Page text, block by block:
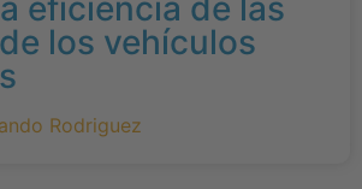
eficiencia de las
los vehículos
Rodriguez